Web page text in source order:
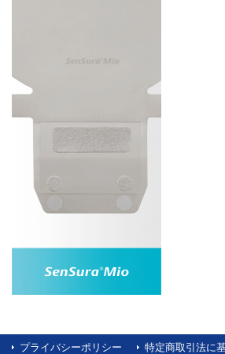
プライバシーポリシー 特定商取引法に